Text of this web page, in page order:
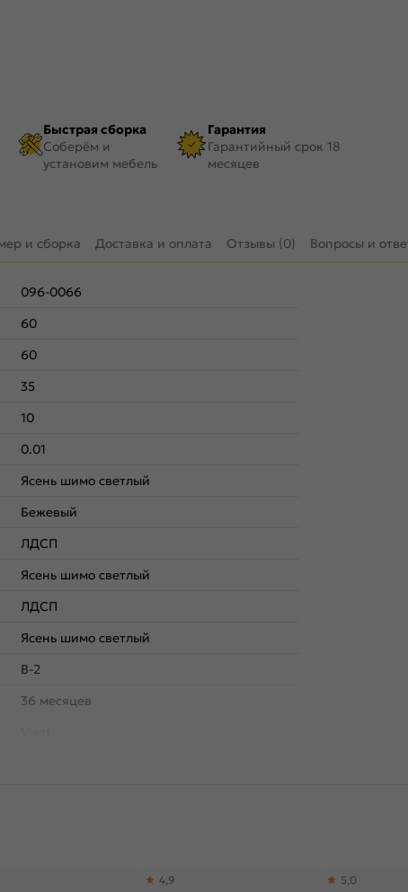
Быстрая сборка
Соберём и
установим мебель
Гарантия
Гарантийный срок 18
месяцев
и сборка Доставка и оплата Отзывы (0) Вопросы и
096-0066
60
60
35
10
0.01
Ясень шимо светлый
Бежевый
ЛДСП
Ясень шимо светлый
ЛДСП
Ясень шимо светлый
B-2
36 месяцев
4,9 5,0